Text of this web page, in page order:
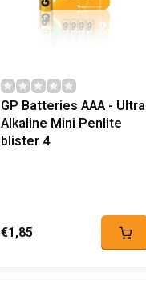
GP Batteries AAA - Ultra
Alkaline Mini Penlite
blister 4
€1,85